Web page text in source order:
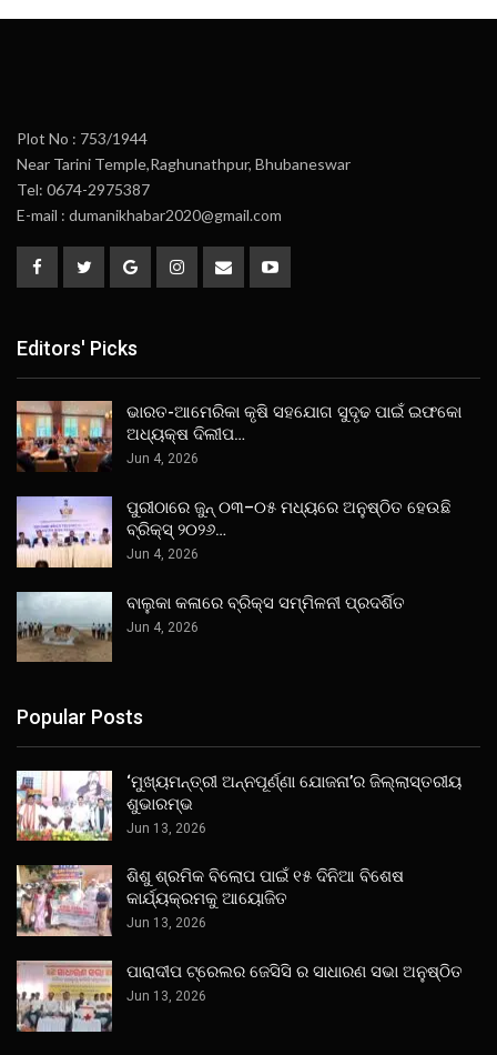
Plot No : 753/1944
Near Tarini Temple,Raghunathpur, Bhubaneswar
Tel: 0674-2975387
E-mail : dumanikhabar2020@gmail.com
Editors' Picks
ଭାରତ-ଆମେରିକା କୃଷି ସହଯୋଗ ସୁଦୃଢ ପାଇଁ ଇଫକୋ
ଅଧ୍ୟକ୍ଷ ଦିଲୀପ…
Jun 4, 2026
ପୁରୀଠାରେ ଜୁନ୍ ୦୩–୦୫ ମଧ୍ୟରେ ଅନୁଷ୍ଠିତ ହେଉଛି
ବ୍ରିକ୍ସ୍ ୨୦୨୬…
Jun 4, 2026
ବାଲୁକା କଳାରେ ବ୍ରିକ୍ସ ସମ୍ମିଳନୀ ପ୍ରଦର୍ଶିତ
Jun 4, 2026
Popular Posts
‘ମୁଖ୍ୟମନ୍ତ୍ରୀ ଅନ୍ନପୂର୍ଣ୍ଣା ଯୋଜନା’ର ଜିଲ୍ଲାସ୍ତରୀୟ
ଶୁଭାରମ୍ଭ
Jun 13, 2026
ଶିଶୁ ଶ୍ରମିକ ବିଲୋପ ପାଇଁ ୧୫ ଦିନିଆ ବିଶେଷ
କାର୍ଯ୍ୟକ୍ରମକୁ ଆୟୋଜିତ
Jun 13, 2026
ପାରାଦୀପ ଟ୍ରେଲର ଜେସିସି ର ସାଧାରଣ ସଭା ଅନୁଷ୍ଠିତ
Jun 13, 2026